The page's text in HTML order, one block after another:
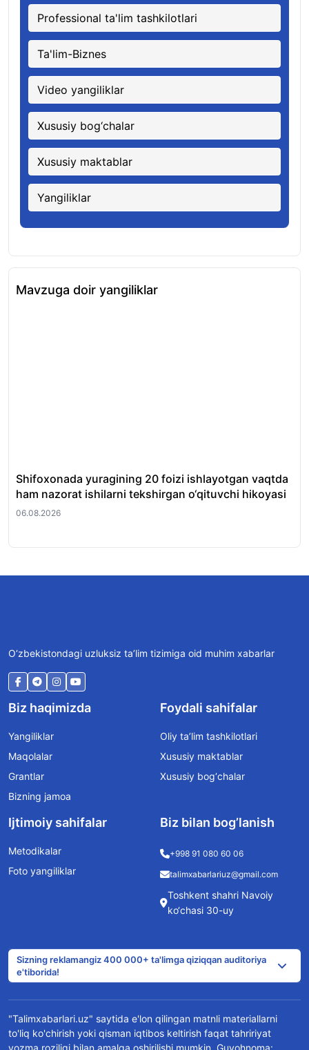
Professional ta'lim tashkilotlari
Ta'lim-Biznes
Video yangiliklar
Xususiy bog‘chalar
Xususiy maktablar
Yangiliklar
Mavzuga doir yangiliklar
Shifoxonada yuragining 20 foizi ishlayotgan vaqtda
ham nazorat ishilarni tekshirgan o‘qituvchi hikoyasi
06.08.2026
O‘zbekistondagi uzluksiz ta’lim tizimiga oid muhim xabarlar
Biz haqimizda
Yangiliklar
Maqolalar
Grantlar
Bizning jamoa
Foydali sahifalar
Oliy ta’lim tashkilotlari
Xususiy maktablar
Xususiy bog‘chalar
Ijtimoiy sahifalar
Metodikalar
Foto yangiliklar
Biz bilan bog’lanish
+998 91 080 60 06
talimxabarlariuz@gmail.com
Toshkent shahri Navoiy
ko‘chasi 30-uy
Sizning reklamangiz 400 000+ ta'limga qiziqqan auditoriya
e'tiborida!
"Talimxabarlari.uz" saytida e'lon qilingan matnli materiallarni
to'liq ko'chirish yoki qisman iqtibos keltirish faqat tahririyat
yozma roziligi bilan amalga oshirilishi mumkin. Guvohnoma: